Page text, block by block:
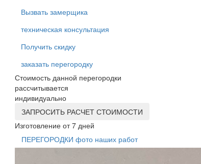
Вызвать замерщика
техническая консультация
Получить скидку
заказать перегородку
Стоимость данной перегородки
рассчитывается
индивидуально
ЗАПРОСИТЬ РАСЧЕТ СТОИМОСТИ
Изготовление от 7 дней
ПЕРЕГОРОДКИ фото наших работ